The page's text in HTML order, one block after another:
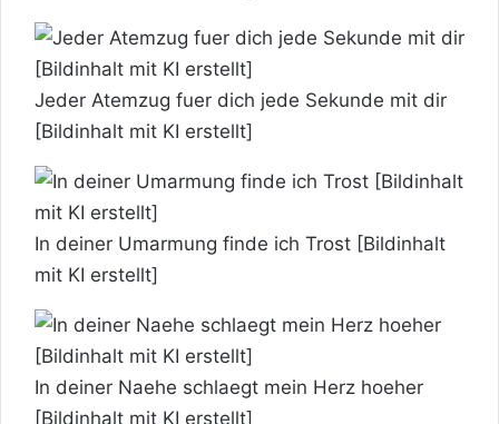
Jeder Atemzug fuer dich jede Sekunde mit dir
[Bildinhalt mit KI erstellt]
In deiner Umarmung finde ich Trost [Bildinhalt
mit KI erstellt]
In deiner Naehe schlaegt mein Herz hoeher
[Bildinhalt mit KI erstellt]